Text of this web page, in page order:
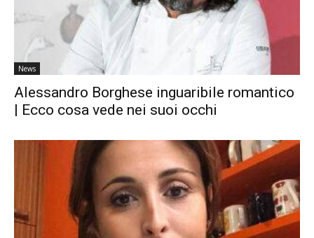
News
Alessandro Borghese inguaribile romantico
| Ecco cosa vede nei suoi occhi